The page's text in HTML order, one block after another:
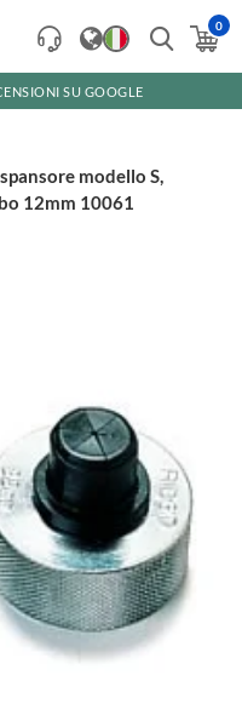
0
SU GOOGLE
modello S,
12mm 10061